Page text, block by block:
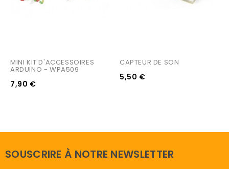
MINI KIT D'ACCESSOIRES
ARDUINO - WPA509
7,90 €
CAPTEUR DE SON
5,50 €
SOUSCRIRE À NOTRE NEWSLETTER